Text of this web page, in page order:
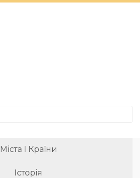
Міста І Країни
Історія